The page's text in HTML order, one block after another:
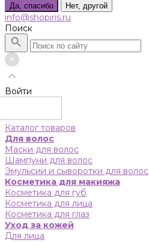
Да, спасибо Нет, другой
info@shopiris.ru
Поиск
Войти
Каталог товаров
Для волос
Маски для волос
Шампуни для волос
Эмульсии и сыворотки для волос
Косметика для макияжа
Косметика для губ
Косметика для лица
Косметика для глаз
Уход за кожей
Для лица